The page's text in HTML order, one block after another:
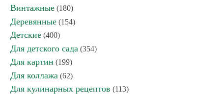
Винтажные (180)
Деревянные (154)
Детские (400)
Для детского сада (354)
Для картин (199)
Для коллажа (62)
Для кулинарных рецептов (113)